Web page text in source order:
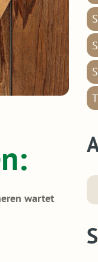
wartet